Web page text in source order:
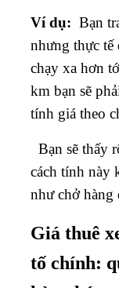
Ví dụ: Bạn
nhưng thực
chạy xa hơn
km bạn sẽ
tính giá theo
Bạn sẽ thấy
cách tính này
như chở hàng
Giá thuê
tố chính: